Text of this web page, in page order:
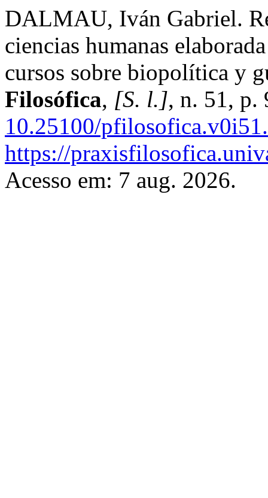
DALMAU, Iván Gabriel.
ciencias humanas
cursos sobre biopolítica y
Filosófica, [S. l.], n. 51, p.
10.25100/
https://
Acesso em: 7 aug. 2026.